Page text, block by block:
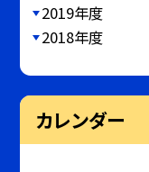
2019年度
2018年度
カレンダー